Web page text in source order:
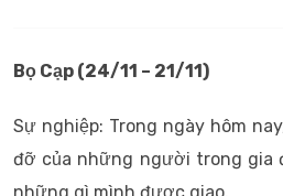
Bọ Cạp (24/11 – 21/11)
Sự nghiệp: Trong ngày hôm
đỡ của những người trong gia